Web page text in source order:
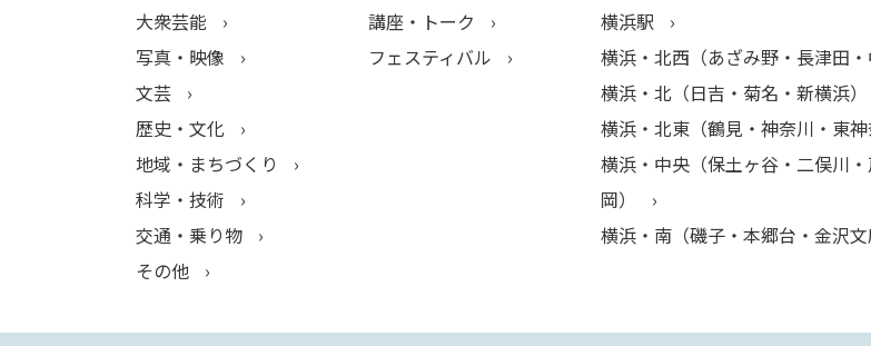
大衆芸能
写真・映像
文芸
歴史・文化
地域・まちづくり
科学・技術
交通・乗り物
その他
講座・トーク
フェスティバル
横浜駅
横浜・北西（あざみ野・長津田・
横浜・北（日吉・菊名・新横浜）
横浜・北東（鶴見・神奈川・東神
横浜・中央（保土ヶ谷・二俣川
岡）
横浜・南（磯子・本郷台・金沢文